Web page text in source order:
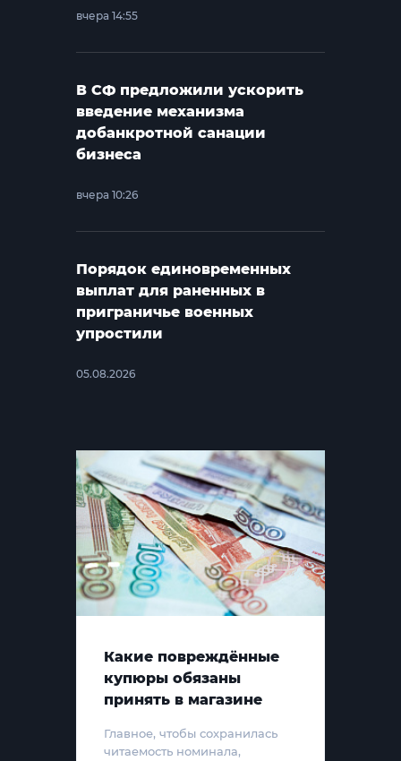
вчера 14:55
В СФ предложили ускорить
введение механизма
добанкротной санации
бизнеса
вчера 10:26
Порядок единовременных
выплат для раненных в
приграничье военных
упростили
05.08.2026
Какие повреждённые
купюры обязаны
принять в магазине
Главное, чтобы сохранилась
читаемость номинала,